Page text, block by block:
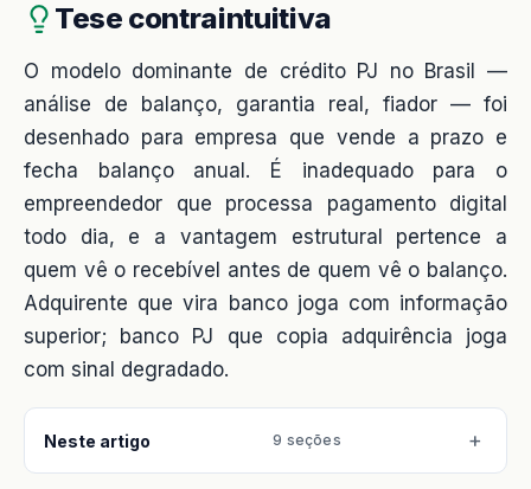
Tese contraintuitiva
O modelo dominante de crédito PJ no Brasil —
análise de balanço, garantia real, fiador — foi
desenhado para empresa que vende a prazo e
fecha balanço anual. É inadequado para o
empreendedor que processa pagamento digital
todo dia, e a vantagem estrutural pertence a
quem vê o recebível antes de quem vê o balanço.
Adquirente que vira banco joga com informação
superior; banco PJ que copia adquirência joga
com sinal degradado.
Neste artigo 9 seções